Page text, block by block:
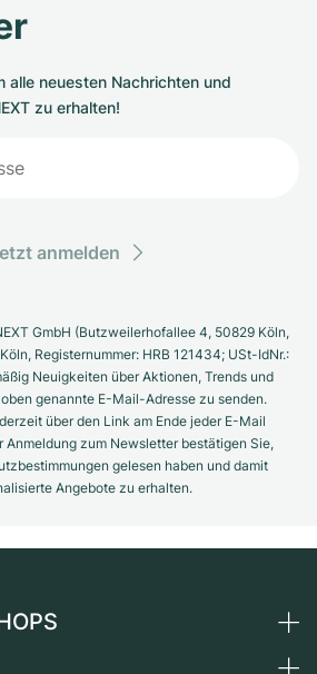
alle neuesten Nachrichten und
zu erhalten!
anmelden
GmbH (Butzweilerhofallee 4, 50829 Köln,
Registernummer: HRB 121434; USt-IdNr.:
Neuigkeiten über Aktionen, Trends und
genannte E-Mail-Adresse zu senden.
über den Link am Ende jeder E-Mail
zum Newsletter bestätigen Sie,
gelesen haben und damit
Angebote zu erhalten.